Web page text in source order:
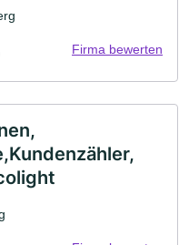
Firma bewerten